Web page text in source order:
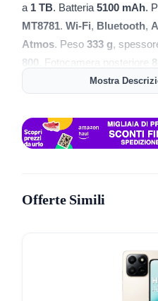
a 1 TB. Batteria 5100 mAh.
MT8781. Wi‑Fi, Bluetooth,
Atmos. Peso 333 g,
800 . Fotocamera posteriore
split screena due
📺 Schermo chiaro:8,7
video e lettura.
multitasking semplice.
🔊 Audio: altoparlanti con
Mostra
Offerte Simili